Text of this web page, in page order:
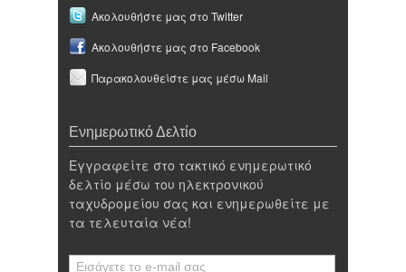
Ακολουθήστε μας στο Twitter
Ακολουθήστε μας στο Facebook
Παρακολουθείστε μας μέσω Mail
Ενημερωτικό Δελτίο
Εγγραφείτε στο τακτικό ενημερωτικό
δελτίο μέσω του ηλεκτρονικού
ταχυδρομείου σας και ενημερωθείτε με
τα τελευταία νέα!